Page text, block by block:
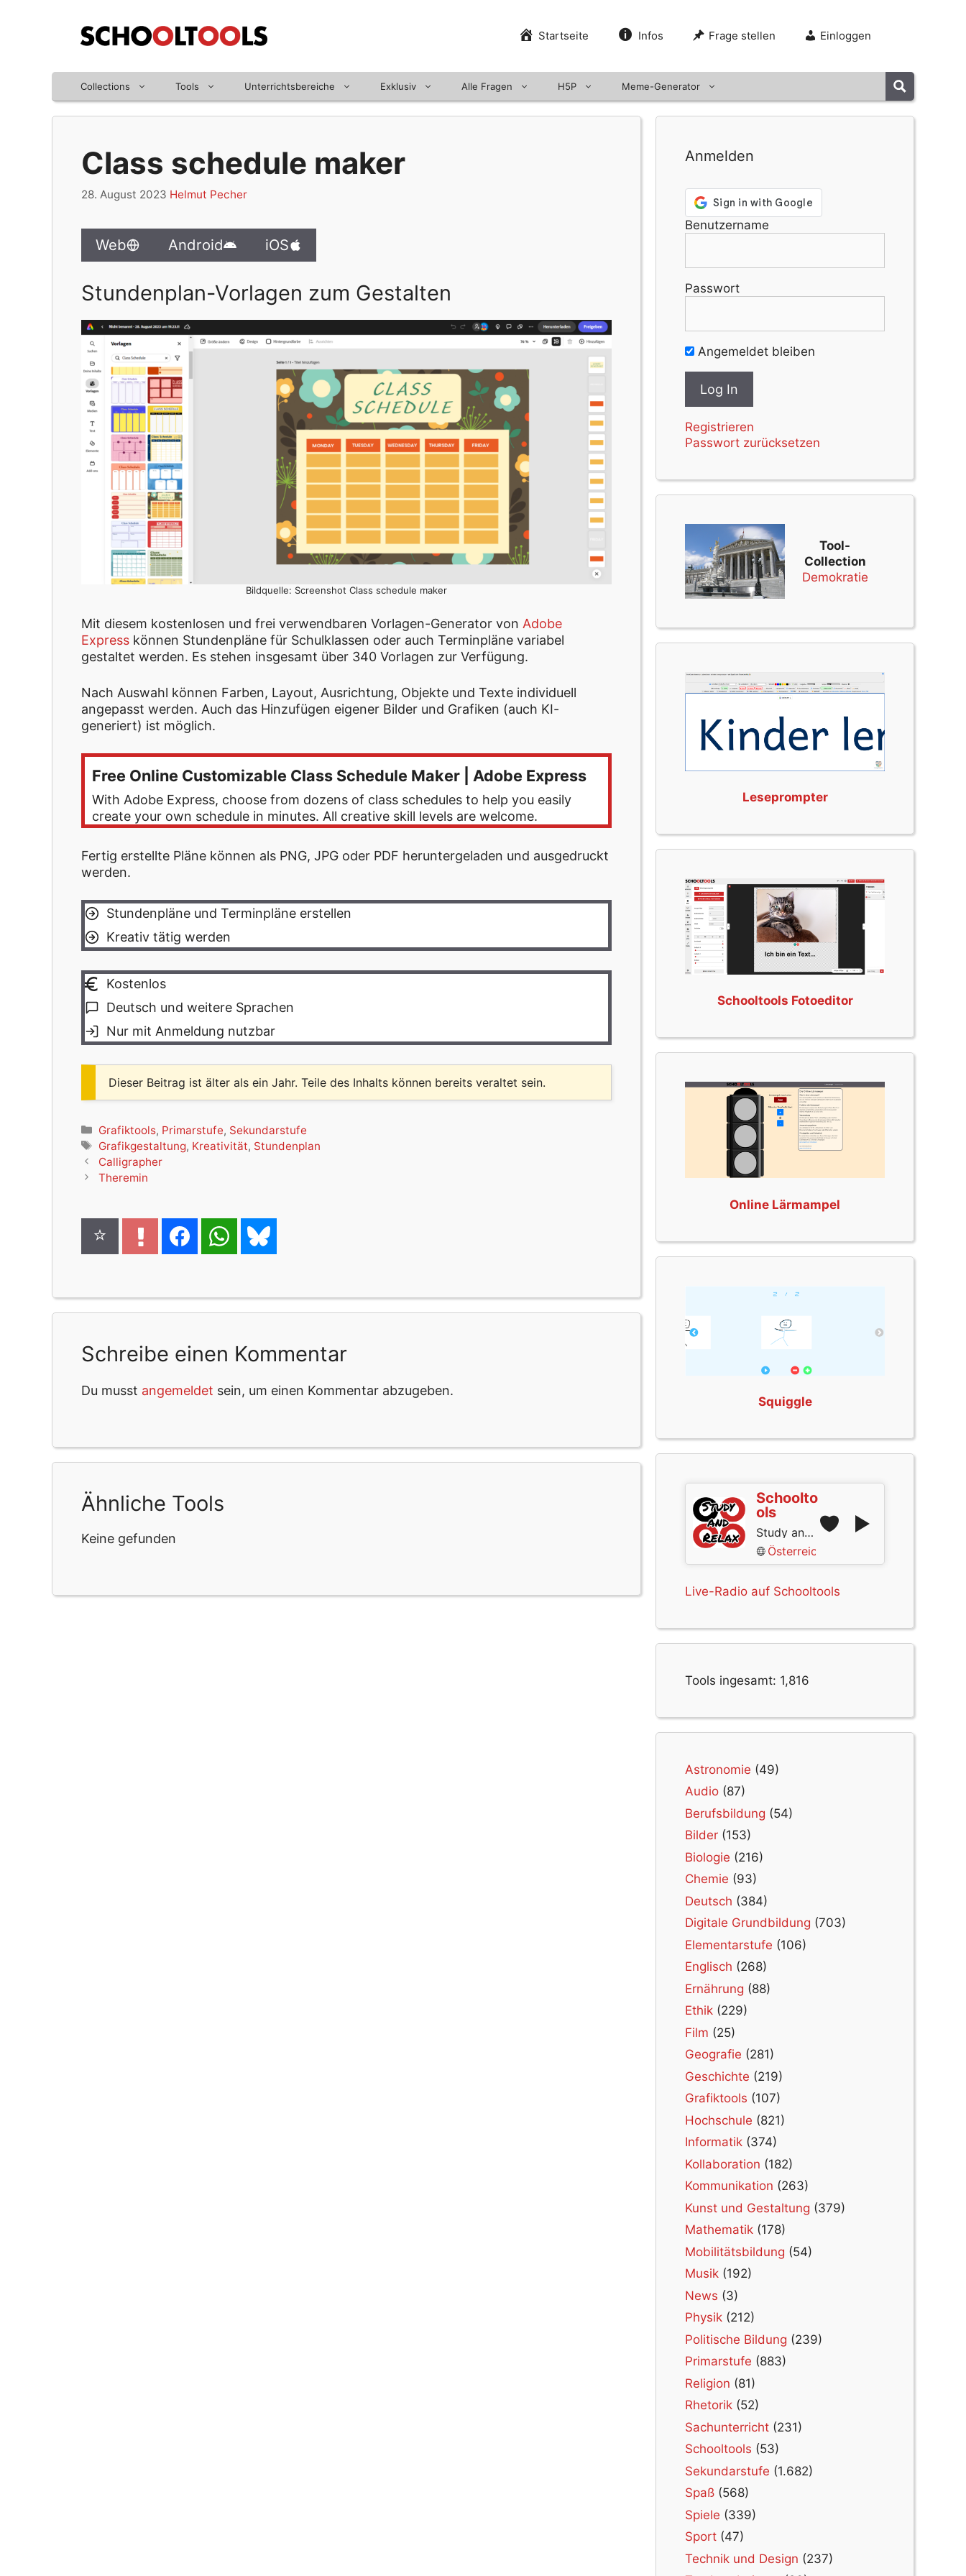
Startseite Infos Frage stellen Einloggen
Collections Tools Unterrichtsbereiche Exklusiv Alle Fragen H5P Meme-Generator
Class schedule maker
28. August 2023 Helmut Pecher
Web Android iOS
Stundenplan-Vorlagen zum Gestalten
Bildquelle: Screenshot Class schedule maker
Mit diesem kostenlosen und frei verwendbaren Vorlagen-Generator von Adobe
Express können Stundenpläne für Schulklassen oder auch Terminpläne variabel
gestaltet werden. Es stehen insgesamt über 340 Vorlagen zur Verfügung.
Nach Auswahl können Farben, Layout, Ausrichtung, Objekte und Texte individuell
angepasst werden. Auch das Hinzufügen eigener Bilder und Grafiken (auch KI-
generiert) ist möglich.
Free Online Customizable Class Schedule Maker | Adobe Express
With Adobe Express, choose from dozens of class schedules to help you easily
create your own schedule in minutes. All creative skill levels are welcome.
Fertig erstellte Pläne können als PNG, JPG oder PDF heruntergeladen und ausgedruckt
werden.
Stundenpläne und Terminpläne erstellen
Kreativ tätig werden
Kostenlos
Deutsch und weitere Sprachen
Nur mit Anmeldung nutzbar
Dieser Beitrag ist älter als ein Jahr. Teile des Inhalts können bereits veraltet sein.
Kategorien
Grafiktools, Primarstufe, Sekundarstufe
Schlagwörter
Grafikgestaltung, Kreativität, Stundenplan
Calligrapher
Theremin
Schreibe einen Kommentar
Du musst angemeldet sein, um einen Kommentar abzugeben.
Ähnliche Tools
Keine gefunden
Anmelden
Benutzername
Passwort
Angemeldet bleiben
Registrieren
Passwort zurücksetzen
Tool-
Collection
Demokratie
Leseprompter
Schooltools Fotoeditor
Online Lärmampel
Squiggle
Schoolto
ols
Study and Relax
Österreich
Live-Radio auf Schooltools
Tools ingesamt: 1,816
Astronomie (49)
Audio (87)
Berufsbildung (54)
Bilder (153)
Biologie (216)
Chemie (93)
Deutsch (384)
Digitale Grundbildung (703)
Elementarstufe (106)
Englisch (268)
Ernährung (88)
Ethik (229)
Film (25)
Geografie (281)
Geschichte (219)
Grafiktools (107)
Hochschule (821)
Informatik (374)
Kollaboration (182)
Kommunikation (263)
Kunst und Gestaltung (379)
Mathematik (178)
Mobilitätsbildung (54)
Musik (192)
News (3)
Physik (212)
Politische Bildung (239)
Primarstufe (883)
Religion (81)
Rhetorik (52)
Sachunterricht (231)
Schooltools (53)
Sekundarstufe (1.682)
Spaß (568)
Spiele (339)
Sport (47)
Technik und Design (237)